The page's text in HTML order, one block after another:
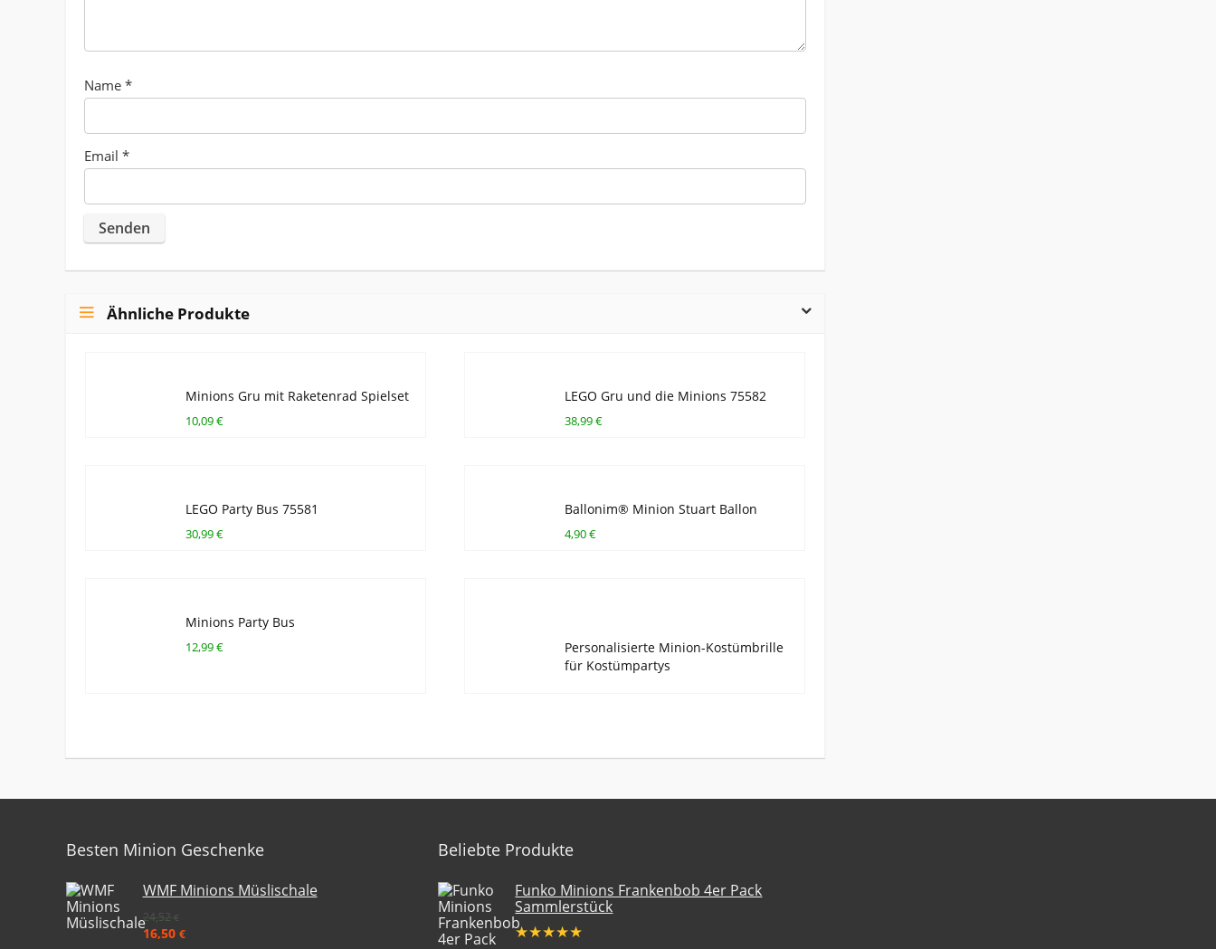
Name *
Email *
Ähnliche Produkte
Minions Gru mit Raketenrad Spielset
10,09 €
LEGO Gru und die Minions 75582
38,99 €
LEGO Party Bus 75581
30,99 €
Ballonim® Minion Stuart Ballon
4,90 €
Minions Party Bus
12,99 €
Personalisierte Minion-Kostümbrille
für Kostümpartys
Besten Minion Geschenke
WMF Minions Müslischale
24,52€
16,50 €
Beliebte Produkte
Funko Minions Frankenbob 4er Pack
Sammlerstück
★★★★★